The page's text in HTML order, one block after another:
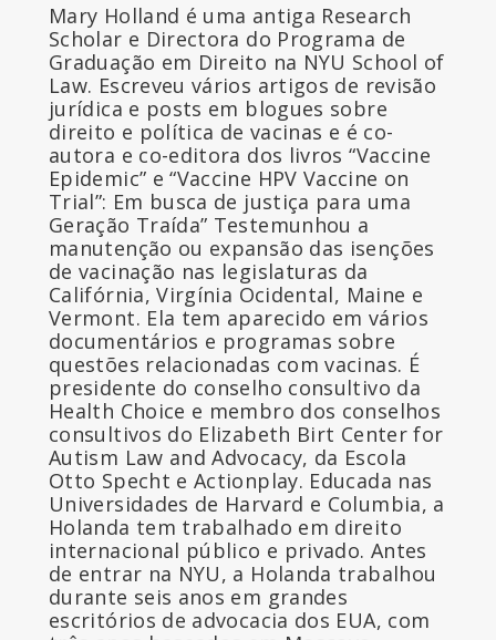
Mary Holland é uma antiga Research
Scholar e Directora do Programa de
Graduação em Direito na NYU School of
Law. Escreveu vários artigos de revisão
jurídica e posts em blogues sobre
direito e política de vacinas e é co-
autora e co-editora dos livros “Vaccine
Epidemic” e “Vaccine HPV Vaccine on
Trial”: Em busca de justiça para uma
Geração Traída” Testemunhou a
manutenção ou expansão das isenções
de vacinação nas legislaturas da
Califórnia, Virgínia Ocidental, Maine e
Vermont. Ela tem aparecido em vários
documentários e programas sobre
questões relacionadas com vacinas. É
presidente do conselho consultivo da
Health Choice e membro dos conselhos
consultivos do Elizabeth Birt Center for
Autism Law and Advocacy, da Escola
Otto Specht e Actionplay. Educada nas
Universidades de Harvard e Columbia, a
Holanda tem trabalhado em direito
internacional público e privado. Antes
de entrar na NYU, a Holanda trabalhou
durante seis anos em grandes
escritórios de advocacia dos EUA, com